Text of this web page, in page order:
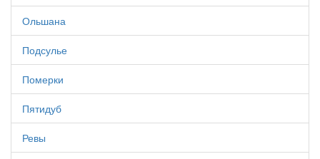
Ольшана
Подсулье
Померки
Пятидуб
Ревы